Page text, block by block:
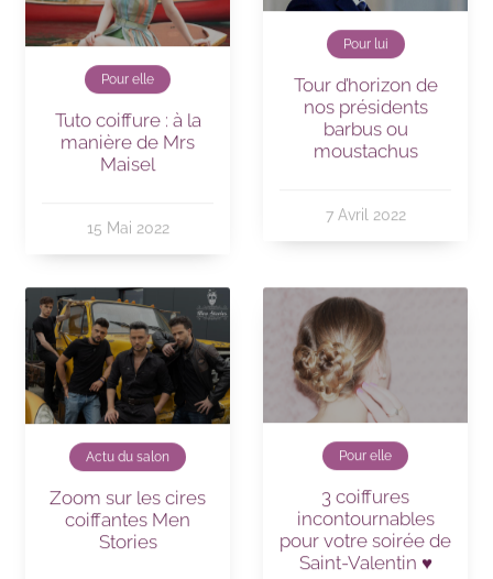
Pour elle
Tuto coiffure : à la
manière de Mrs
Maisel
15 Mai 2022
Pour lui
Tour d’horizon de
nos présidents
barbus ou
moustachus
7 Avril 2022
Actu du salon
Zoom sur les cires
coiffantes Men
Stories
Pour elle
3 coiffures
incontournables
pour votre soirée de
Saint-Valentin ♥